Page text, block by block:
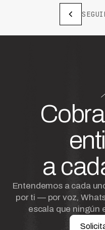
a
Entendemos a cada
por ti — por voz,
escala que ningún